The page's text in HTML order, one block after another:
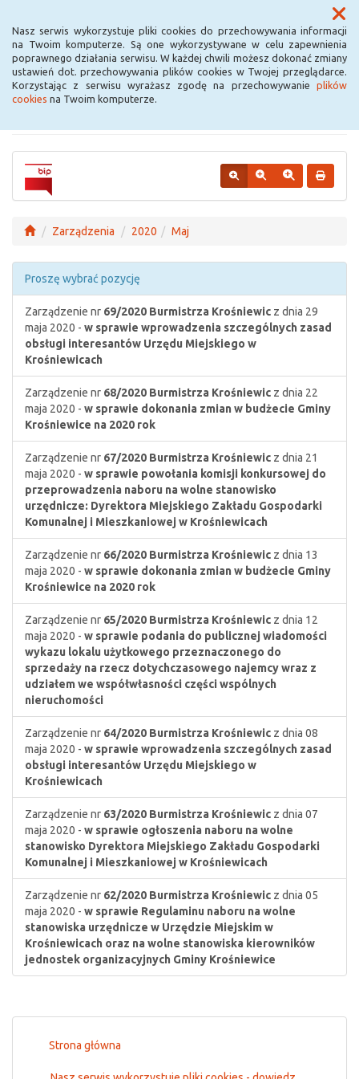
Nasz serwis wykorzystuje pliki cookies do przechowywania informacji
na Twoim komputerze. Są one wykorzystywane w celu zapewnienia
poprawnego działania serwisu. W każdej chwili możesz dokonać zmiany
ustawień dot. przechowywania plików cookies w Twojej przeglądarce.
Korzystając z serwisu wyrażasz zgodę na przechowywanie plików
cookies na Twoim komputerze.
Menu
Urząd Miejski w
Krośniewicach
Zarządzenia 2020 Maj
Proszę wybrać pozycję
Zarządzenie nr 69/2020 Burmistrza Krośniewic z dnia 29
maja 2020 - w sprawie wprowadzenia szczególnych zasad
obsługi interesantów Urzędu Miejskiego w
Krośniewicach
Zarządzenie nr 68/2020 Burmistrza Krośniewic z dnia 22
maja 2020 - w sprawie dokonania zmian w budżecie Gminy
Krośniewice na 2020 rok
Zarządzenie nr 67/2020 Burmistrza Krośniewic z dnia 21
maja 2020 - w sprawie powołania komisji konkursowej do
przeprowadzenia naboru na wolne stanowisko
urzędnicze: Dyrektora Miejskiego Zakładu Gospodarki
Komunalnej i Mieszkaniowej w Krośniewicach
Zarządzenie nr 66/2020 Burmistrza Krośniewic z dnia 13
maja 2020 - w sprawie dokonania zmian w budżecie Gminy
Krośniewice na 2020 rok
Zarządzenie nr 65/2020 Burmistrza Krośniewic z dnia 12
maja 2020 - w sprawie podania do publicznej wiadomości
wykazu lokalu użytkowego przeznaczonego do
sprzedaży na rzecz dotychczasowego najemcy wraz z
udziałem we współwłasności części wspólnych
nieruchomości
Zarządzenie nr 64/2020 Burmistrza Krośniewic z dnia 08
maja 2020 - w sprawie wprowadzenia szczególnych zasad
obsługi interesantów Urzędu Miejskiego w
Krośniewicach
Zarządzenie nr 63/2020 Burmistrza Krośniewic z dnia 07
maja 2020 - w sprawie ogłoszenia naboru na wolne
stanowisko Dyrektora Miejskiego Zakładu Gospodarki
Komunalnej i Mieszkaniowej w Krośniewicach
Zarządzenie nr 62/2020 Burmistrza Krośniewic z dnia 05
maja 2020 - w sprawie Regulaminu naboru na wolne
stanowiska urzędnicze w Urzędzie Miejskim w
Krośniewicach oraz na wolne stanowiska kierowników
jednostek organizacyjnych Gminy Krośniewice
Strona główna